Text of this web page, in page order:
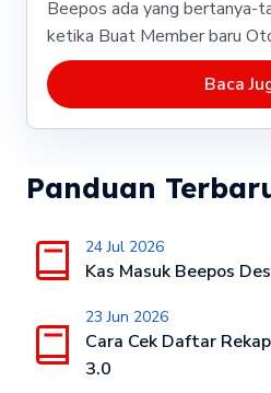
Beepos ada yang bertanya-
ketika Buat Member baru
Baca
Panduan
24 Jul 2026
Kas Masuk Beepos
23 Jun 2026
Cara Cek Daftar
3.0